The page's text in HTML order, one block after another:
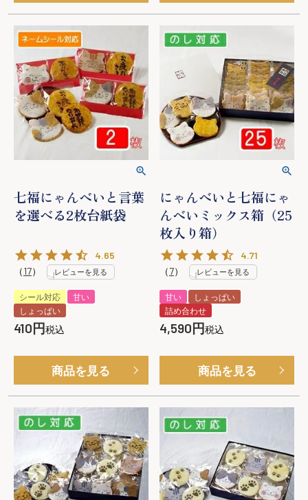
七福にゃんべいと言葉
を選べる2枚台紙袋
4.65
（17） レビューを見る
シール対応
甘い
しょっぱい
410 税込
商品を見る
にゃんべいと七福にゃ
んべいミックス箱（25
枚入り箱）
4.71
（7） レビューを見る
甘い
しょっぱい
詰め合わせ
4,590 税込
商品を見る